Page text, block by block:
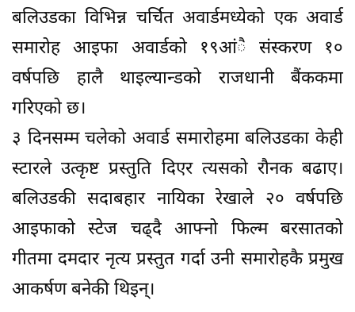
बलिउडका विभिन्न चर्चित अवार्डमध्येको एक अवार्ड
समारोह आइफा अवार्डको १९आंै संस्करण १०
वर्षपछि हालै थाइल्यान्डको राजधानी बैंककमा
गरिएको छ।
३ दिनसम्म चलेको अवार्ड समारोहमा बलिउडका केही
स्टारले उत्कृष्ट प्रस्तुति दिएर त्यसको रौनक बढाए।
बलिउडकी सदाबहार नायिका रेखाले २० वर्षपछि
आइफाको स्टेज चढ्दै आफ्नो फिल्म बरसातको
गीतमा दमदार नृत्य प्रस्तुत गर्दा उनी समारोहकै प्रमुख
आकर्षण बनेकी थिइन्।